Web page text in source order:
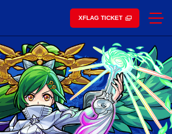
XFLAG TICKET